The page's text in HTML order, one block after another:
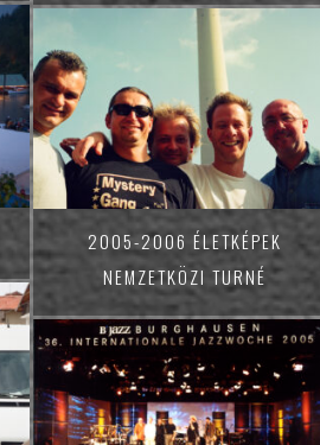
2005-2006 ÉLETKÉPEK
NEMZETKÖZI TURNÉ